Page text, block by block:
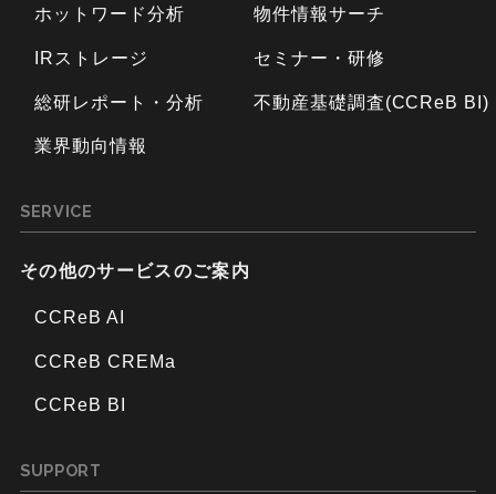
ホットワード分析
IRストレージ
総研レポート・分析
業界動向情報
物件情報サーチ
セミナー・研修
不動産基礎調査(CCReB BI)
SERVICE
その他のサービスのご案内
CCReB AI
CCReB CREMa
CCReB BI
SUPPORT